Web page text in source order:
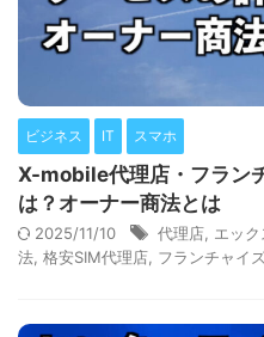
ビジネス IT スマホ
X-mobile代理店・フラン
は？オーナー商法とは
2025/11/10 代理店 エッ
法 格安SIM代理店 フランチャイ